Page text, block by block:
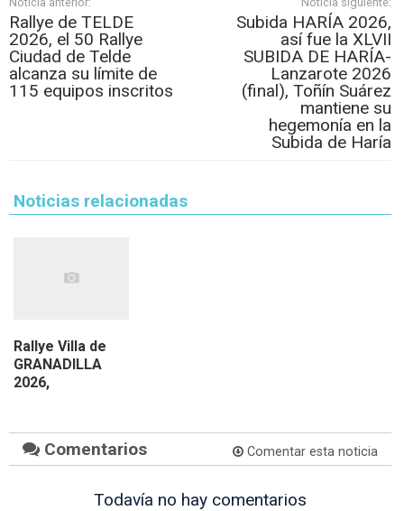
Rallye de TELDE
2026, el 50 Rallye
Ciudad de Telde
alcanza su límite de
115 equipos inscritos
Subida HARÍA 2026,
así fue la XLVII
SUBIDA DE HARÍA-
Lanzarote 2026
(final), Toñín Suárez
mantiene su
hegemonía en la
Subida de Haría
Noticias relacionadas
Rallye Villa de
GRANADILLA
2026,
Comentarios Comentar esta noticia
Todavía no hay comentarios